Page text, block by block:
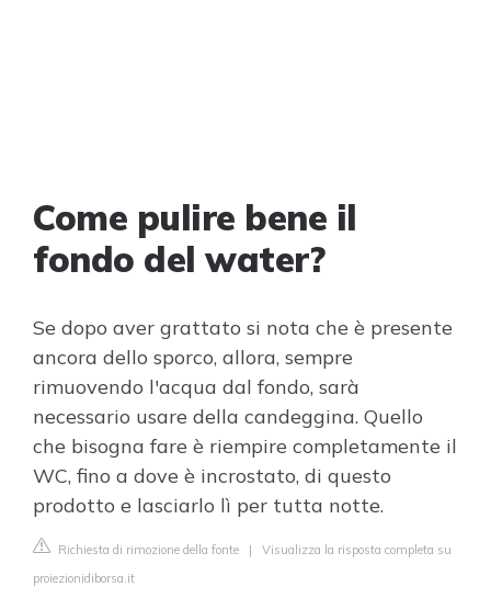
Come pulire bene il
fondo del water?
Se dopo aver grattato si nota che è presente
ancora dello sporco, allora, sempre
rimuovendo l'acqua dal fondo, sarà
necessario usare della candeggina. Quello
che bisogna fare è riempire completamente il
WC, fino a dove è incrostato, di questo
prodotto e lasciarlo lì per tutta notte.
Richiesta di rimozione della fonte | Visualizza la risposta completa su
proiezionidiborsa.it